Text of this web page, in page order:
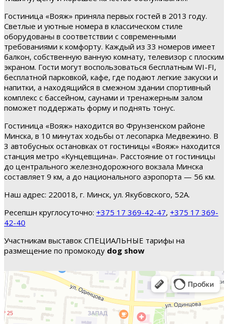
Гостиница «Вояж» приняла первых гостей в 2013 году.
Светлые и уютные номера в классическом стиле
оборудованы в соответствии с современными
требованиями к комфорту. Каждый из 33 номеров имеет
балкон, собственную ванную комнату, телевизор с плоским
экраном. Гости могут воспользоваться бесплатным WI-FI,
бесплатной парковкой, кафе, где подают легкие закуски и
напитки, а находящийся в смежном здании спортивный
комплекс с бассейном, саунами и тренажерным залом
поможет поддержать форму и поднять тонус.
Гостиница «Вояж» находится во Фрунзенском районе
Минска, в 10 минутах ходьбы от лесопарка Медвежино. В
3 автобусных остановках от гостиницы «Вояж» находится
станция метро «Кунцевщина». Расстояние от гостиницы
до центрального железнодорожного вокзала Минска
составляет 9 км, а до национального аэропорта — 56 км.
Наш адрес: 220018, г. Минск, ул. Якубовского, 52А.
Ресепшн круглосуточно: +375 17 369-42-47, +375 17 369-
42-40
Участникам выставок СПЕЦИАЛЬНЫЕ тарифы на
размещение по промокоду dog show